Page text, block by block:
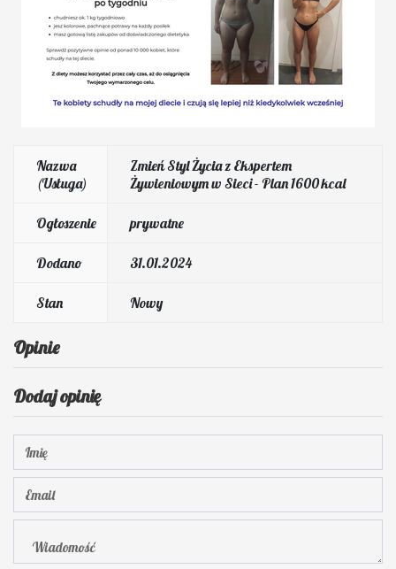
Nazwa
(Usługa)
Zmień Styl Życia z Ekspertem
Żywieniowym w Sieci - Plan 1600 kcal
Ogłoszenie prywatne
Dodano 31.01.2024
Stan Nowy
Opinie
Dodaj opinię